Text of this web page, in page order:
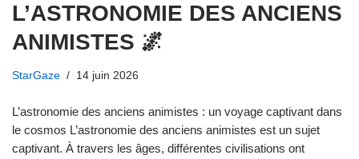
L’ASTRONOMIE DES ANCIENS
ANIMISTES 🌌
StarGaze 14 juin 2026
L’astronomie des anciens animistes : un voyage captivant dans
le cosmos L’astronomie des anciens animistes est un sujet
captivant. À travers les âges, différentes civilisations ont